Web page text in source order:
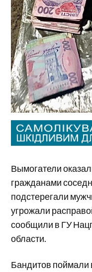
Вымогатели
гражданами
подстерегали
угрожали
сообщили в ГУ
области.
Бандитов поймали